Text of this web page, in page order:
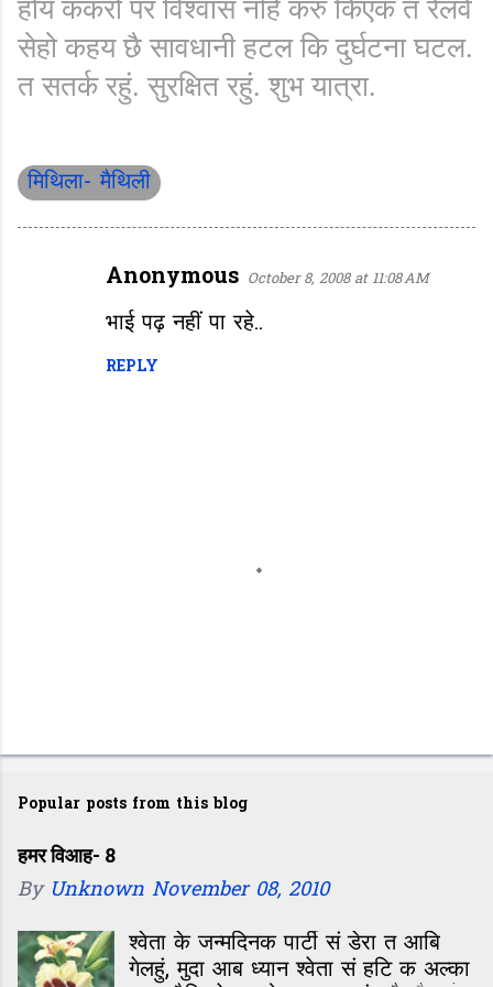
होय ककरो पर विश्वास नहिं करु किएक त रेलवे
सेहो कहय छै सावधानी हटल कि दुर्घटना घटल.
त सतर्क रहुं. सुरक्षित रहुं. शुभ यात्रा.
मिथिला- मैथिली
Anonymous October 8, 2008 at 11:08 AM
भाई पढ़ नहीं पा रहे..
REPLY
P
o
t
a
C
o
Popular posts from this blog
हमर विआह- 8
By Unknown November 08, 2010
श्वेता के जन्मदिनक पार्टी सं डेरा त आबि
गेलहुं, मुदा आब ध्यान श्वेता सं हटि क अल्का